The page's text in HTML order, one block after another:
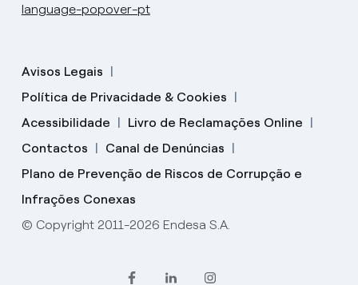
language-popover-pt
Avisos Legais
Política de Privacidade & Cookies
Acessibilidade
Livro de Reclamações Online
Contactos
Canal de Denúncias
Plano de Prevenção de Riscos de Corrupção e
Infrações Conexas
© Copyright 2011-2026 Endesa S.A.